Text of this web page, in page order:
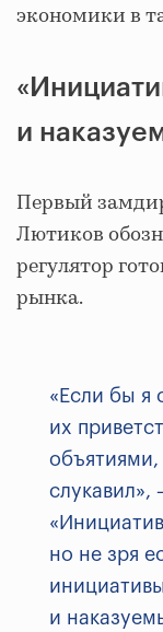
экономики в
и
Первый
Лютиков
регулятор
рынка.
«Если бы я
их
слукавил»,
но не зря
и